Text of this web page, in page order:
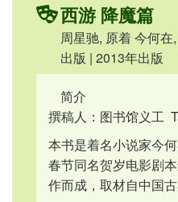
西游 降魔篇
周星驰, 原着 今何
出版 | 2013年出版
简介
撰稿人：图书馆义工
本书是着名小说家今
春节同名贺岁电影剧
作而成，取材自中国